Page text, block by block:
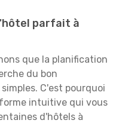
parfait à
que la planification
du bon
C'est pourquoi
intuitive qui vous
d'hôtels à